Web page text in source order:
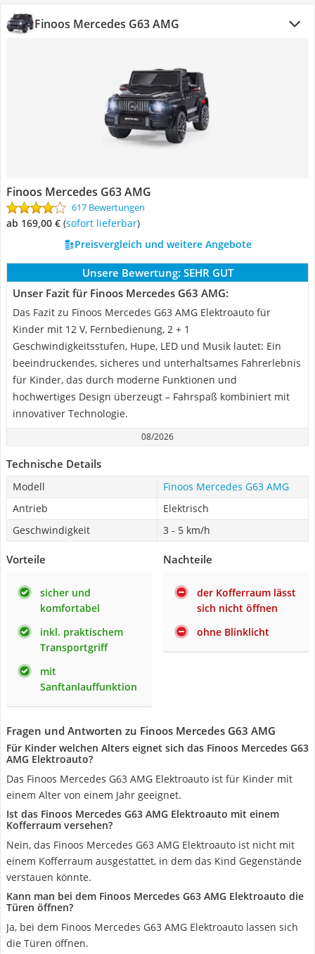
Finoos Mercedes G63 AMG
Finoos Mercedes G63 AMG
617 Bewertungen
ab 169,00 € ( Sofort lieferbar)
Preisvergleich und weitere Angebote
Unsere Bewertung: SEHR GUT
Unser Fazit für Finoos Mercedes G63 AMG:
Das Fazit zu Finoos Mercedes G63 AMG Elektroauto für
Kinder mit 12 V, Fernbedienung, 2 + 1
Geschwindigkeitsstufen, Hupe, LED und Musik lautet: Ein
beeindruckendes, sicheres und unterhaltsames Fahrerlebnis
für Kinder, das durch moderne Funktionen und
hochwertiges Design überzeugt – Fahrspaß kombiniert mit
innovativer Technologie.
08/2026
Technische Details
Modell
Finoos Mercedes G63 AMG
Antrieb
Elektrisch
Geschwindigkeit
3 - 5 km/h
Vorteile
sicher und
komfortabel
inkl. praktischem
Transportgriff
mit
Sanftanlauffunktion
Nachteile
der Kofferraum lässt
sich nicht öffnen
ohne Blinklicht
Fragen und Antworten zu Finoos Mercedes G63 AMG
Für Kinder welchen Alters eignet sich das Finoos Mercedes G63
AMG Elektroauto?
Das Finoos Mercedes G63 AMG Elektroauto ist für Kinder mit
einem Alter von einem Jahr geeignet.
Ist das Finoos Mercedes G63 AMG Elektroauto mit einem
Kofferraum versehen?
Nein, das Finoos Mercedes G63 AMG Elektroauto ist nicht mit
einem Kofferraum ausgestattet, in dem das Kind Gegenstände
verstauen könnte.
Kann man bei dem Finoos Mercedes G63 AMG Elektroauto die
Türen öffnen?
Ja, bei dem Finoos Mercedes G63 AMG Elektroauto lassen sich
die Türen öffnen.